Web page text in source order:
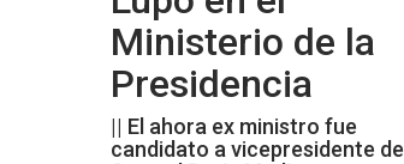
Ministerio de la
Presidencia
|| El ahora ex ministro fue
candidato a vicepresidente de